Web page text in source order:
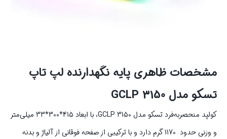
مشخصات ظاهری پایه نگهدارنده لپ تاپ
تسکو مدل GCLP 3150
کولپد منحصربه‌فرد تسکو مدل GCLP 3150، با ابعاد 415*300*33 میلی‌متر
و وزنی حدود 1170 گرم دارد و با ترکیبی از صفحه فوقانی از آلیاژ و بدنه